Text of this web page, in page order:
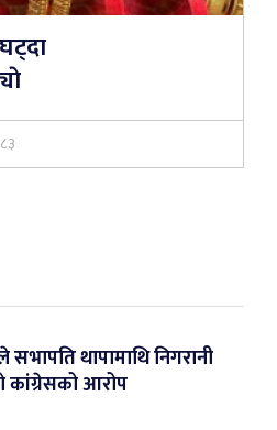
थापामाथि निगरानी
कांग्रेसको आरोप